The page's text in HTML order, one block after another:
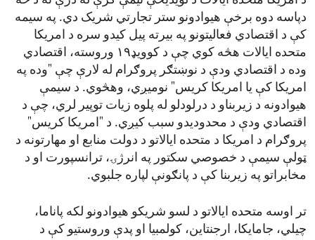
دپاسه دوه برخې هیوادونو ستر تجارتي شریک دي. په سیمه
کې د اقتصادي فعالیتونو په بیرته پیل کیدو سره د امریکا
متحده ایالات هڅه کوي چې د کوویډ۱۹ وروسته، اقتصادي
وده د اقتصادي ودې د نوښتګر پروګرام له لارې چې "وده په
امریکا کې یا امریکا کریس" نومیږي، وهڅوي. د سیمې
هیوادونه د زیربناو د درلودلو له پلوه زیات توپیر لري، چې د
اقتصادي ودې د محدودیدو سبب کیږي. د "امریکا کریس"
پروګرام د امریکا د متحده ایالاتو د دولت منابع او مهارتونه د
ټولې سیمې د خصوصي سکتور په انرژۍ، ترانسپورت او د
مخابراتو په زیربنا کې د پانګونې لپاره جلبوي.
تر اوسه متحده ایالاتو د لسو شریکو هیوادونو لکه پاناما،
چیلي، جامایکا، ارجنتاین، کولمبیا او پدې وروستیو کې د